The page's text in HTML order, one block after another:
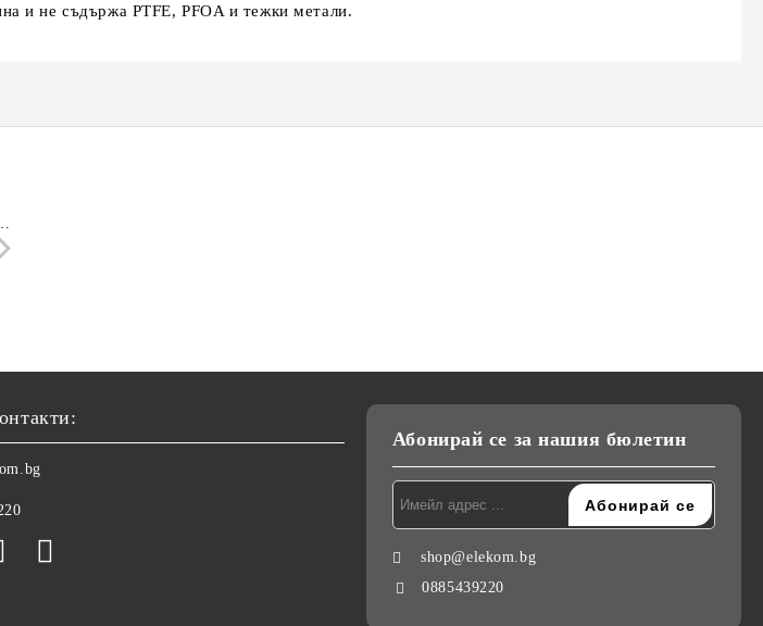
и не съдържа PTFE, PFOA и тежки метали.
Абонирай се за нашия бюлетин
shop@elekom.bg
0885439220